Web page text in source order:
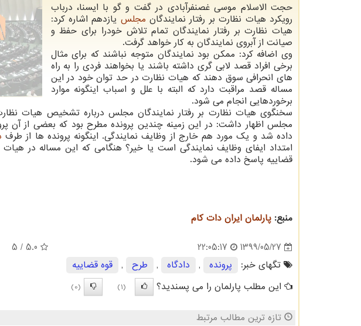
حجت الاسلام موسی غصنفرآبادی در گفت و گو با ایسنا، درباب
رویکرد هیات نظارت بر رفتار نمایندگان مجلس یازدهم اشاره کرد:
هیات نظارت بر رفتار نمایندگان تمام تلاش خودرا برای حفظ و
صیانت از آبروی نمایندگان به کار خواهد گرفت.
وی اضافه کرد: ممکن بود نمایندگان متوجه نباشند که برای مثال
برخی افراد قصد لابی گری داشته باشند یا بخواهند فردی را به راه
های انحرافی سوق دهند که هیات نظارت در حد توان خود در این
مساله قصد مراقبت دارد که البته با علل و اسباب اینگونه موارد
برخوردهایی انجام می شود.
سخنگوی هیات نظارت بر رفتار نمایندگان مجلس درباره تشخیص هیات
مجلس اظهار داشت: در این زمینه چندین پرونده مطرح بود که بعضی از آن
داده شد و یک مورد هم خارج از وظایف نمایندگی. اینگونه پرونده ها از طرف
امتداد ایفای وظایف نمایندگی است یا خیر؟ هنگامی که این مساله در
قضاییه پاسخ داده می شود.
منبع: پارلمان ایران دات كام
1399/05/27
22:05:17
5.0
/ 5
تگهای خبر:
پرونده , دادگاه , طرح ,
قوه قضاییه
این مطلب پارلمان را می پسندید؟
(1)
(0)
تازه ترین مطالب مرتبط